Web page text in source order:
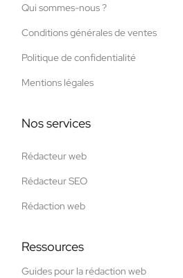
Qui sommes-nous ?
Conditions générales de ventes
Politique de confidentialité
Mentions légales
Nos services
Rédacteur web
Rédacteur SEO
Rédaction web
Ressources
Guides pour la rédaction web